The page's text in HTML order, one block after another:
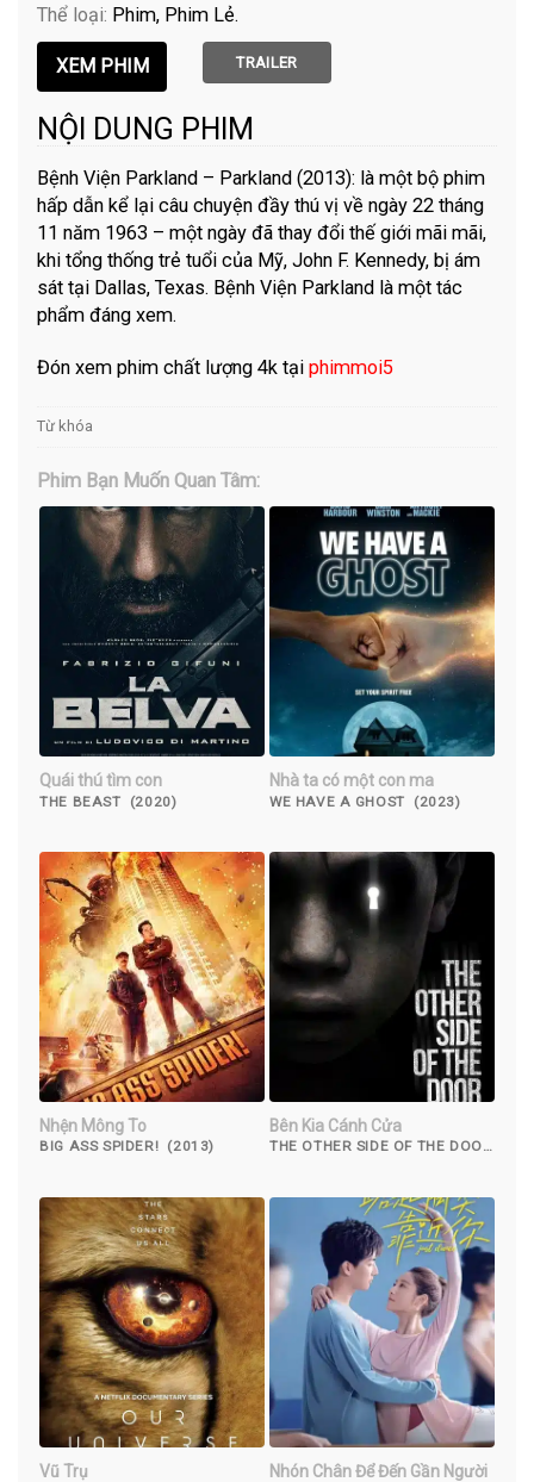
Thể loại: Phim Phim Lẻ
TRAILER
NỘI DUNG PHIM
Bệnh Viện Parkland – Parkland (2013): là một bộ phim
hấp dẫn kể lại câu chuyện đầy thú vị về ngày 22 tháng
11 năm 1963 – một ngày đã thay đổi thế giới mãi mãi,
khi tổng thống trẻ tuổi của Mỹ, John F. Kennedy, bị ám
sát tại Dallas, Texas. Bệnh Viện Parkland là một tác
phẩm đáng xem.
Đón xem phim chất lượng 4k tạiphimmoi5
Từ khóa
Phim Bạn Muốn Quan Tâm:
Quái thú tìm con
THE BEAST (2020)
Nhà ta có một con ma
WE HAVE A GHOST (2023)
Nhện Mông To
BIG ASS SPIDER! (2013)
Bên Kia Cánh Cửa
THE OTHER SIDE OF THE DOOR
Vũ Trụ Nhón Chân Để Đến Gần Người